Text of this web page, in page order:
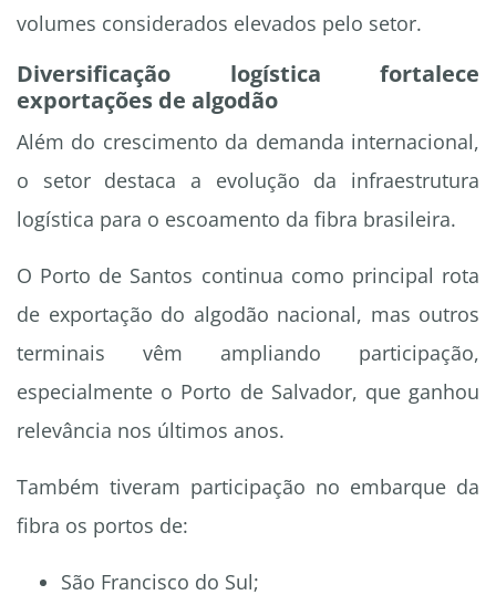
volumes considerados elevados pelo setor.
Diversificação logística fortalece
exportações de algodão
Além do crescimento da demanda internacional,
o setor destaca a evolução da infraestrutura
logística para o escoamento da fibra brasileira.
O Porto de Santos continua como principal rota
de exportação do algodão nacional, mas outros
terminais vêm ampliando participação,
especialmente o Porto de Salvador, que ganhou
relevância nos últimos anos.
Também tiveram participação no embarque da
fibra os portos de:
São Francisco do Sul;